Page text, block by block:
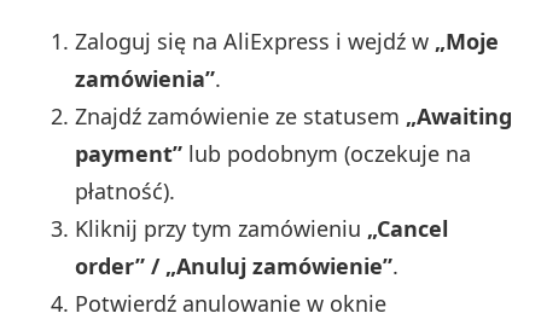
Zaloguj się na AliExpress i wejdź w „Moje
zamówienia”.
Znajdź zamówienie ze statusem „Awaiting
payment” lub podobnym (oczekuje na
płatność).
Kliknij przy tym zamówieniu „Cancel
order” / „Anuluj zamówienie”.
Potwierdź anulowanie w oknie